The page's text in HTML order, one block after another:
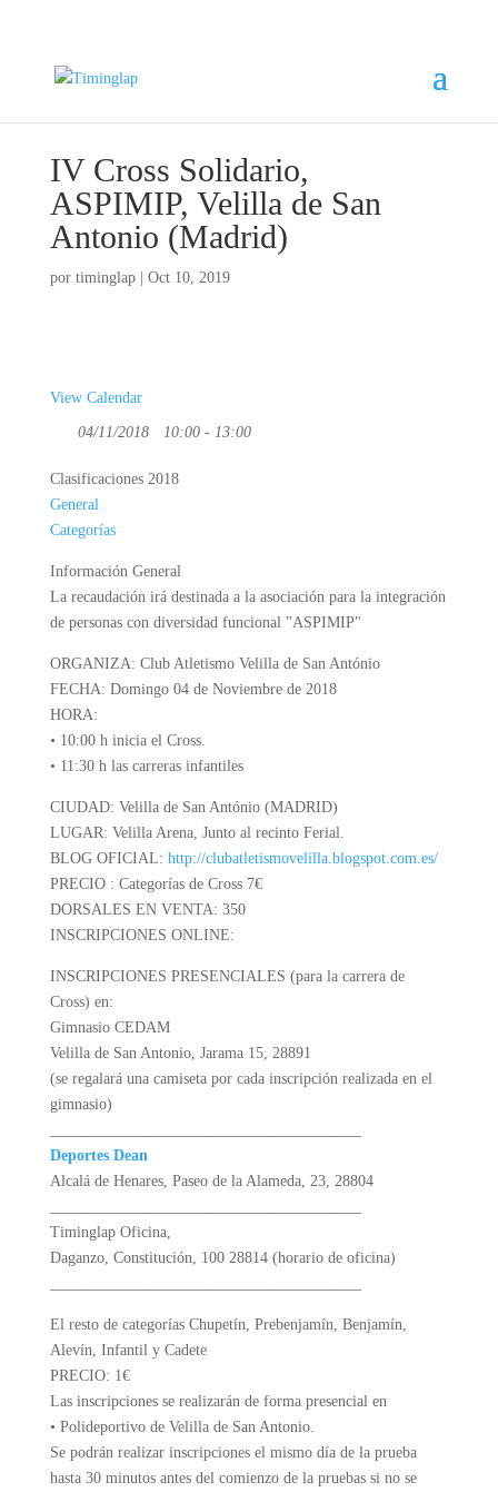
IV Cross Solidario,
ASPIMIP, Velilla de San
Antonio (Madrid)
por timinglap| Oct 10, 2019
View Calendar
04/11/2018 10:00 - 13:00
Clasificaciones 2018
General
Categorías
Información General
La recaudación irá destinada a la asociación para la integración
de personas con diversidad funcional "ASPIMIP"
ORGANIZA: Club Atletismo Velilla de San António
FECHA: Domingo 04 de Noviembre de 2018
HORA:
• 10:00 h inicia el Cross.
• 11:30 h las carreras infantiles
CIUDAD: Velilla de San António (MADRID)
LUGAR: Velilla Arena, Junto al recinto Ferial.
BLOG OFICIAL: http://clubatletismovelilla.blogspot.com.es/
PRECIO : Categorías de Cross 7€
DORSALES EN VENTA: 350
INSCRIPCIONES ONLINE:
INSCRIPCIONES PRESENCIALES (para la carrera de
Cross) en:
Gimnasio CEDAM
Velilla de San Antonio, Jarama 15, 28891
(se regalará una camiseta por cada inscripción realizada en el
gimnasio)
Deportes Dean
Alcalá de Henares, Paseo de la Alameda, 23, 28804
Timinglap Oficina,
Daganzo, Constitución, 100 28814 (horario de oficina)
El resto de categorías Chupetín, Prebenjamín, Benjamín,
Alevín, Infantil y Cadete
PRECIO: 1€
Las inscripciones se realizarán de forma presencial en
• Polideportivo de Velilla de San Antonio.
Se podrán realizar inscripciones el mismo día de la prueba
hasta 30 minutos antes del comienzo de la pruebas si no se